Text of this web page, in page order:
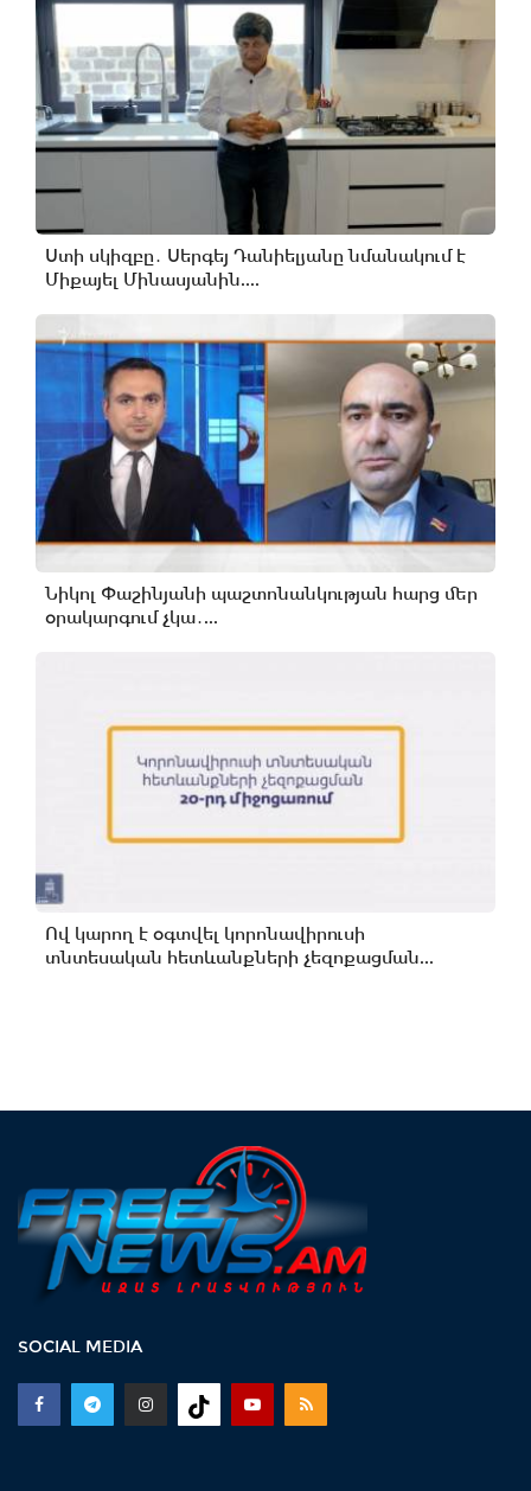
Ստի սկիզբը․ Սերգեյ Դանիելյանը նմանակում է
Միքայել Մինասյանին....
Նիկոլ Փաշինյանի պաշտոնանկության հարց մեր
օրակարգում չկա․...
Ով կարող է օգտվել կորոնավիրուսի
տնտեսական հետևանքների չեզոքացման...
SOCIAL MEDIA